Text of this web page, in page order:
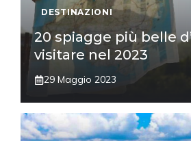
DESTINAZIONI
20 spiagge più belle
visitare nel 2023
29 Maggio 2023